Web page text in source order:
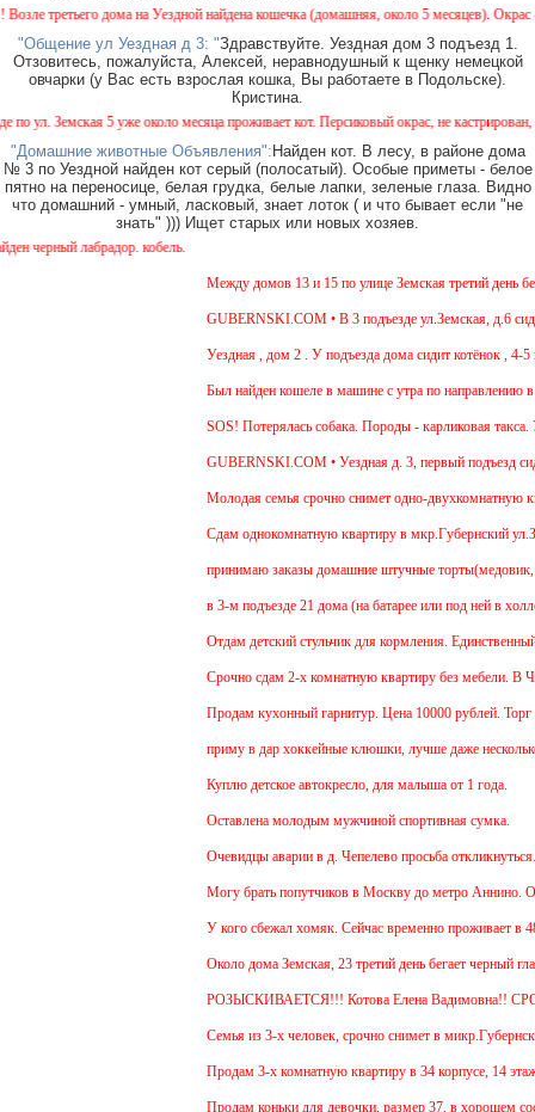
третьего дома на Уездной найдена кошечка (домашняя, около 5 месяцев). Окрас -
"Общение ул Уездная д 3: "Здравствуйте. Уездная дом 3 подъезд 1.
Отзовитесь, пожалуйста, Алексей, неравнодушный к щенку немецкой
овчарки (у Вас есть взрослая кошка, Вы работаете в Подольске).
Кристина.
Земская 5 уже около месяца проживает кот. Персиковый окрас, не кастрирован,
"Домашние животные Объявления": Найден кот. В лесу, в районе дома
№ 3 по Уездной найден кот серый (полосатый). Особые приметы - белое
пятно на переносице, белая грудка, белые лапки, зеленые глаза. Видно
что домашний - умный, ласковый, знает лоток ( и что бывает если "не
знать" ))) Ищет старых или новых хозяев.
лабрадор. кобель.
Между домов 13 и 15 по улице Земская третий день
GUBERNSKI.COM • В 3 подъезде ул.Земская, д.6
Уездная , дом 2 . У подъезда дома сидит котёнок , 4-5
Был найден кошеле в машине с утра по направлению в
SOS! Потерялась собака. Породы - карликовая
GUBERNSKI.COM • Уездная д. 3, первый подъезд
Молодая семья срочно снимет одно-двухкомнатную
Cдам однокомнатную квартиру в мкр.Губернский
принимаю заказы домашние штучные торты(медовик,
в 3-м подъезде 21 дома (на батарее или под ней в
Отдам детский стульчик для кормления.
Срочно сдам 2-х комнатную квартиру без мебели. В
Продам кухонный гарнитур. Цена 10000 рублей. Торг
приму в дар хоккейные клюшки, лучше даже несколько:)
Куплю детское автокресло, для малыша от 1 года.
Оставлена молодым мужчиной спортивная сумка.
Очевидцы аварии в д. Чепелево просьба откликнуться.
Могу брать попутчиков в Москву до метро Аннино.
У кого сбежал хомяк. Сейчас временно проживает в
Около дома Земская, 23 третий день бегает черный
РОЗЫСКИВАЕТСЯ!!! Котова Елена Вадимовна!!
Семья из 3-х человек, срочно снимет в
Продам 3-х комнатную квартиру в 34 корпусе, 14
Продам коньки для девочки, размер 37, в хорошем